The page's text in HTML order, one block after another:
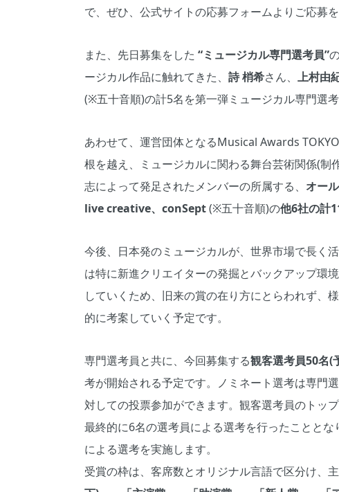
で、ぜひ、公式サイトの応募フォームよりご応募を
また、先日募集をした “ミュージカル専門選考員”
ージカル作品に触れてきた、 詩 梢希さん、 上村由
(※五十音順)の計5名を第一弾ミュージカル専門選考
あわせて、運営団体となるMusical Awards
根を越え、ミュージカルに関わる舞台芸術関係(
志によって発足されたメンバーの所属する、 オー
live creative、conSept(※五十音順)の他6社の計
今後、日本発のミュージカルが、世界市場で長く
は特に新進クリエイターの発掘とバックアップ環
していくため、旧来の賞の在り方にとらわれず、
的に考案していく予定です。
専門選考員と共に、今回募集する観客選考員50名(
考が開始される予定です。ノミネート選考は専門
対しての投票参加ができます。観客選考員のトッ
最終的に6名の選考員による選考を行ったことと
による選考を実施します。
受賞の枠は、客席数とオリジナル言語で区分け、